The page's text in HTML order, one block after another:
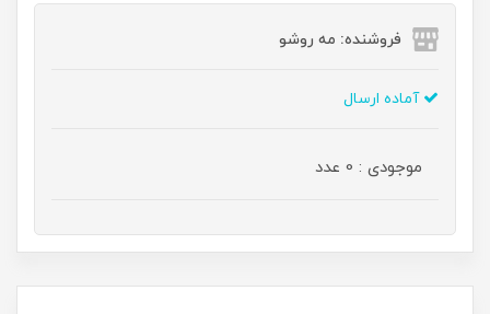
فروشنده: مه رو‌شو
آماده ارسال
موجودی : 0 عدد